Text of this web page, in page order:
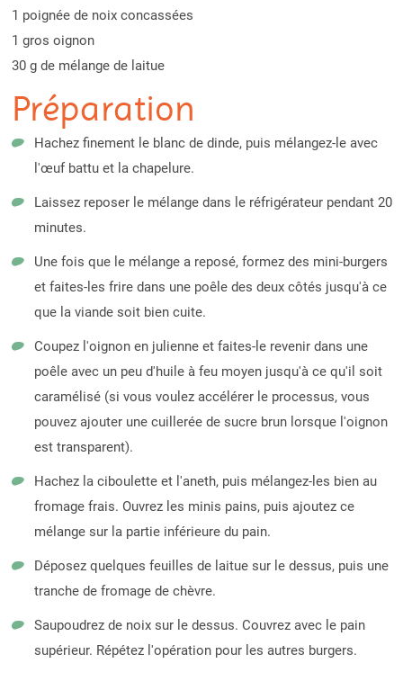
1 poignée de noix concassées
1 gros oignon
30 g de mélange de laitue
Préparation
Hachez finement le blanc de dinde, puis mélangez-le avec
l'œuf battu et la chapelure.
Laissez reposer le mélange dans le réfrigérateur pendant 20
minutes.
Une fois que le mélange a reposé, formez des mini-burgers
et faites-les frire dans une poêle des deux côtés jusqu'à ce
que la viande soit bien cuite.
Coupez l'oignon en julienne et faites-le revenir dans une
poêle avec un peu d'huile à feu moyen jusqu'à ce qu'il soit
caramélisé (si vous voulez accélérer le processus, vous
pouvez ajouter une cuillerée de sucre brun lorsque l'oignon
est transparent).
Hachez la ciboulette et l'aneth, puis mélangez-les bien au
fromage frais. Ouvrez les minis pains, puis ajoutez ce
mélange sur la partie inférieure du pain.
Déposez quelques feuilles de laitue sur le dessus, puis une
tranche de fromage de chèvre.
Saupoudrez de noix sur le dessus. Couvrez avec le pain
supérieur. Répétez l'opération pour les autres burgers.